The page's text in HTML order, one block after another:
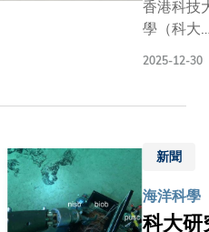
香港科技
學（科大
如何管理
輸的機制
取得重大
2025-12-30
新聞
海洋科學
科大研